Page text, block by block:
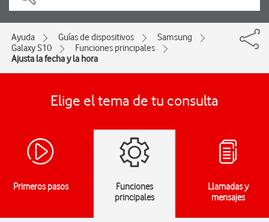
Ayuda Guías de dispositivos
Samsung
Galaxy S10
Funciones principales
Ajusta la fecha y la hora
Elige el tema de tu consulta
Primeros pasos
Funciones
principales
Llamadas y
mensajes